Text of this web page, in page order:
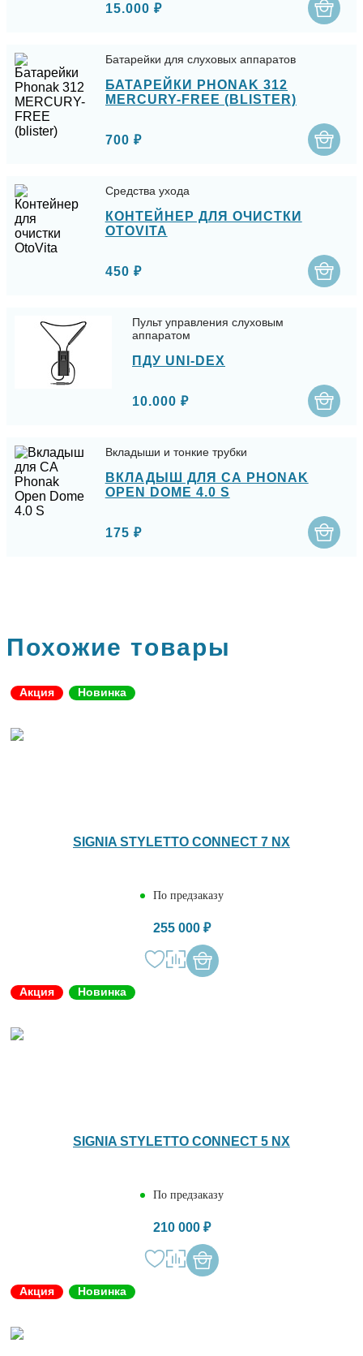
15.000 ₽
Батарейки для слуховых аппаратов
БАТАРЕЙКИ PHONAK 312
MERCURY-FREE (BLISTER)
700 ₽
Средства ухода
КОНТЕЙНЕР ДЛЯ ОЧИСТКИ
OTOVITA
450 ₽
Пульт управления слуховым
аппаратом
ПДУ UNI-DEX
10.000 ₽
Вкладыши и тонкие трубки
ВКЛАДЫШ ДЛЯ СА PHONAK
OPEN DOME 4.0 S
175 ₽
Похожие товары
Акция Новинка
SIGNIA STYLETTO CONNECT 7 NX
По предзаказу
255 000 ₽
Акция Новинка
SIGNIA STYLETTO CONNECT 5 NX
По предзаказу
210 000 ₽
Акция Новинка